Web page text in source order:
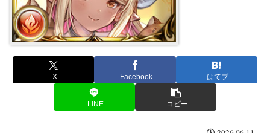
X Facebook はてブ
LINE コピー